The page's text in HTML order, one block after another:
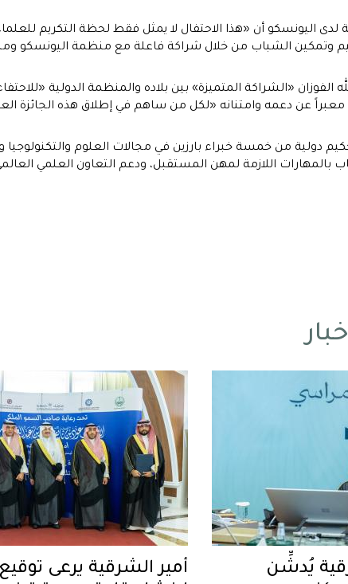
لدى اليونسكو أن «هذا الاحتفال لا يمثل فقط لحظة التكريم
وتمكين الشباب من خلال شراكة فاعلة مع منظمة اليونسكو
الفوزان «الشراكة المتميزة» بين بلاده والمنظمة الدولية
عن دعمه وامتنانه «لكل من ساهم في إطلاق هذه الجائزة
دولية من خمسة خبراء بارزين في مجالات العلوم والتكنولوجيا
بالمهارات اللازمة لمهن المستقبل، ودعم التعاون العلمي
يُدشِّن
أمير الشرقية يرعى